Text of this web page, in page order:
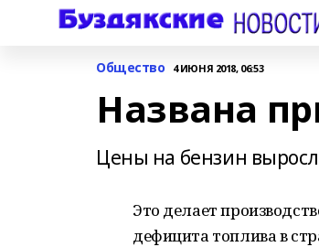
Общество 4 ИЮНЯ 2018, 06:53
Названа
Цены на бензин
Это делает
дефицита топлива в